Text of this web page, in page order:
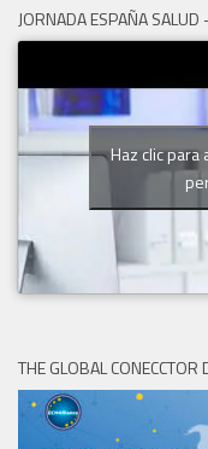
JORNADA ESPAÑA
Haz clic
THE GLOBAL CONECCTOR